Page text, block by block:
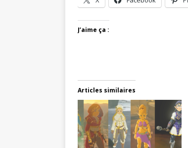
J’aime ça :
Articles similaires